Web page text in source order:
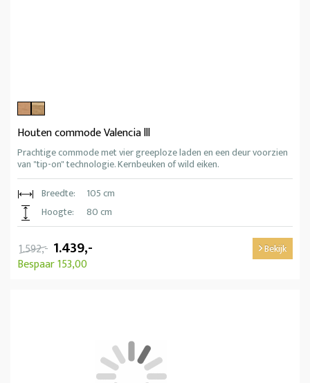
Houten commode Valencia lll
Prachtige commode met vier greeploze laden en een deur voorzien
van "tip-on" technologie. Kernbeuken of wild eiken.
Breedte:
105 cm
Hoogte:
80 cm
1.592,- 1.439,-
Bespaar 153,00
Bekijk